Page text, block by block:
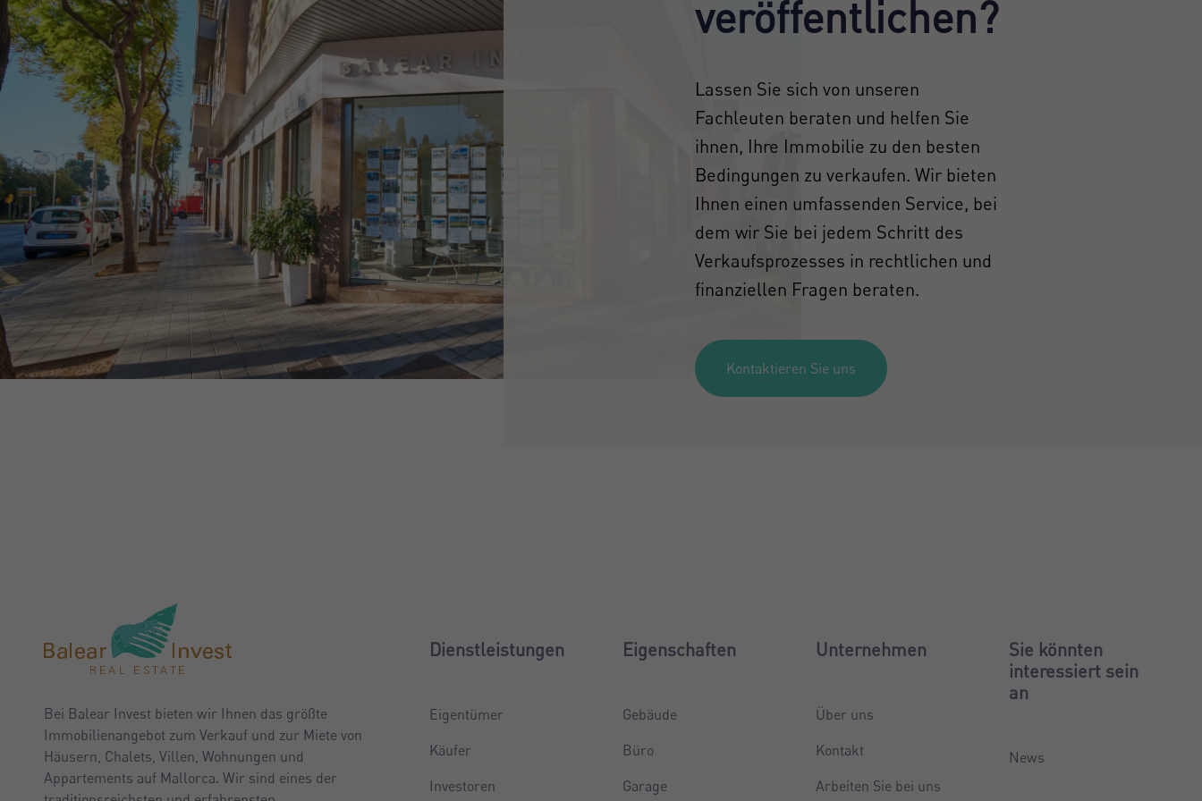
veröffentlichen?
Lassen Sie sich von unseren
Fachleuten beraten und helfen Sie
ihnen, Ihre Immobilie zu den besten
Bedingungen zu verkaufen. Wir bieten
Ihnen einen umfassenden Service, bei
dem wir Sie bei jedem Schritt des
Verkaufsprozesses in rechtlichen und
finanziellen Fragen beraten.
Kontaktieren Sie uns
Bei Balear Invest bieten wir Ihnen das größte
Immobilienangebot zum Verkauf und zur Miete von
Häusern, Chalets, Villen, Wohnungen und
Appartements auf Mallorca. Wir sind eines der
Dienstleistungen
Eigentümer
Käufer
Investoren
Eigenschaften
Gebäude
Büro
Garage
Unternehmen
Über uns
Kontakt
Arbeiten Sie bei uns
Sie könnten
interessiert sein
an
News